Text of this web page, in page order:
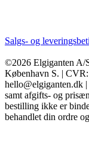
Salgs- og
©2026 Elgiganten A/
København S. |
hello@elgiganten.dk
samt afgifts- og
bestilling ikke er
behandlet din ordre